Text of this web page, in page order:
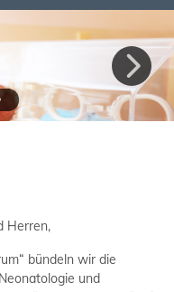
Herren,
bündeln wir die
und